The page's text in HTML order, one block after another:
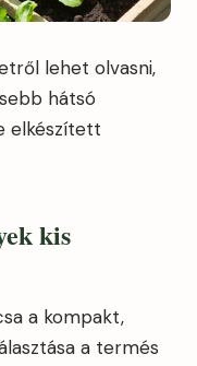
lehet olvasni,
hátsó
elkészített
kis
a kompakt,
a termés